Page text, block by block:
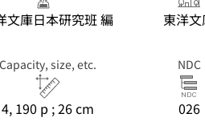
文庫日本研究班 編 東洋
Capacity, size, etc.
4, 190 p ; 26 cm
NDC
026